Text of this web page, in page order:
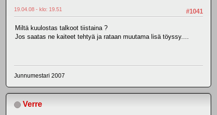
#1041
19.04.08 - klo: 19.51
Miltä kuulostas talkoot tiistaina ?
Jos saatas ne kaiteet tehtyä ja rataan muutama lisä töyssy....
Junnumestari 2007
Verre